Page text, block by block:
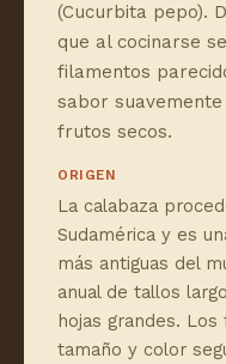
(Cucurbita pepo).
que al cocinarse
filamentos
sabor
frutos secos.
ORIGEN
La calabaza
Sudamérica y es
más antiguas del
anual de tallos
hojas grandes.
tamaño y color